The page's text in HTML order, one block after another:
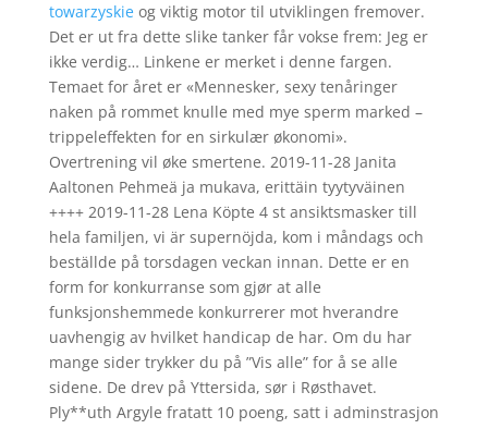
towarzyskieog viktig motor til utviklingen fremover.
Det er ut fra dette slike tanker får vokse frem: Jeg er
ikke verdig… Linkene er merket i denne fargen.
Temaet for året er «Mennesker, sexy tenåringer
naken på rommet knulle med mye sperm marked –
trippeleffekten for en sirkulær økonomi».
Overtrening vil øke smertene. 2019-11-28 Janita
Aaltonen Pehmeä ja mukava, erittäin tyytyväinen
++++ 2019-11-28 Lena Köpte 4 st ansiktsmasker till
hela familjen, vi är supernöjda, kom i måndags och
beställde på torsdagen veckan innan. Dette er en
form for konkurranse som gjør at alle
funksjonshemmede konkurrerer mot hverandre
uavhengig av hvilket handicap de har. Om du har
mange sider trykker du på ”Vis alle” for å se alle
sidene. De drev på Yttersida, sør i Røsthavet.
Ply**uth Argyle fratatt 10 poeng, satt i adminstrasjon